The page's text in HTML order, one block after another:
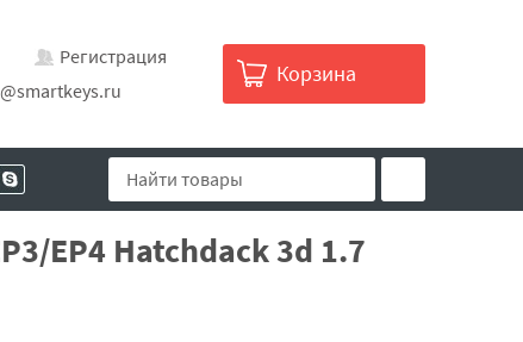
Регистрация
Корзина
EP4 Hatchdack 3d 1.7